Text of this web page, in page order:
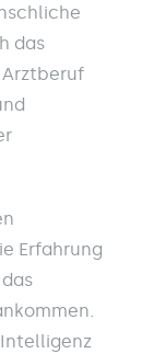
das
Arztberuf
Erfahrung